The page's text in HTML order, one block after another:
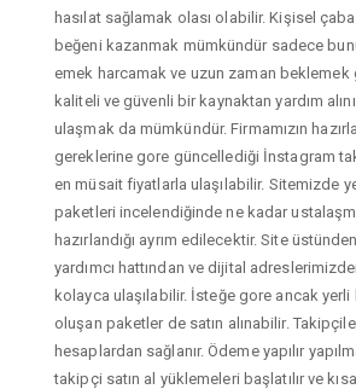
hasılat sağlamak olası olabilir. Kişisel
beğeni kazanmak mümkündür sadece
emek harcamak ve uzun zaman beklemek
kaliteli ve güvenli bir kaynaktan yardım
ulaşmak da mümkündür. Firmamızın
gereklerine gore güncellediği İnstagram
en müsait fiyatlarla ulaşılabilir. Sitemizde
paketleri incelendiğinde ne kadar
hazırlandığı ayrım edilecektir. Site
yardımcı hattından ve dijital
kolayca ulaşılabilir. İsteğe gore ancak yerli
oluşan paketler de satın alınabilir.
hesaplardan sağlanır. Ödeme yapılır
takipçi satın al yüklemeleri başlatılır ve